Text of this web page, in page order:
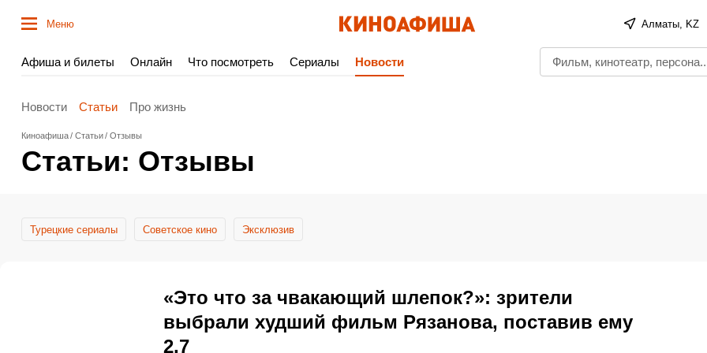
Меню Алматы, KZ
Афиша и билеты Онлайн Что посмотреть Сериалы Новости
Новости Статьи Про жизнь
Киноафиша Статьи Отзывы
Статьи: Отзывы
Турецкие сериалы Cоветское кино Эксклюзив
«Это что за чвакающий шлепок?»: зрители
выбрали худший фильм Рязанова, поставив ему
2,7